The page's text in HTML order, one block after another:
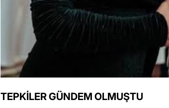
TEPKİLER GÜNDEM OLMUŞTU